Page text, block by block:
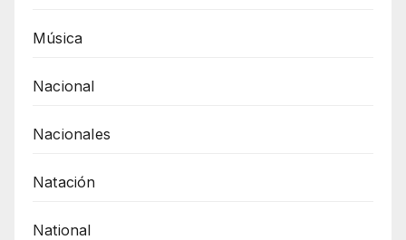
Música
Nacional
Nacionales
Natación
National